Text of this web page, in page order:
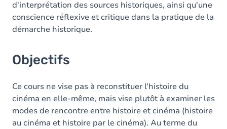
d'interprétation des sources historiques, ainsi qu'une
conscience réflexive et critique dans la pratique de la
démarche historique.
Objectifs
Ce cours ne vise pas à reconstituer l'histoire du
cinéma en elle-même, mais vise plutôt à examiner les
modes de rencontre entre histoire et cinéma (histoire
au cinéma et histoire par le cinéma). Au terme du